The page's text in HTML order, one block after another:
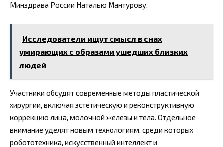
Минздрава России Наталью Мантурову.
Исследователи ищут смысл в снах
умирающих с образами ушедших близких
людей
Участники обсудят современные методы пластической
хирургии, включая эстетическую и реконструктивную
коррекцию лица, молочной железы и тела. Отдельное
внимание уделят новым технологиям, среди которых
робототехника, искусственный интеллект и